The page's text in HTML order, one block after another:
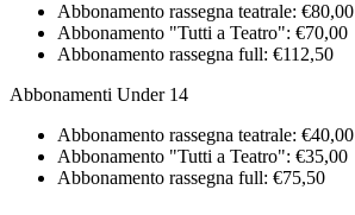
Abbonamento rassegna teatrale: €80,00
Abbonamento "Tutti a Teatro": €70,00
Abbonamento rassegna full: €112,50
Abbonamenti Under 14
Abbonamento rassegna teatrale: €40,00
Abbonamento "Tutti a Teatro": €35,00
Abbonamento rassegna full: €75,50